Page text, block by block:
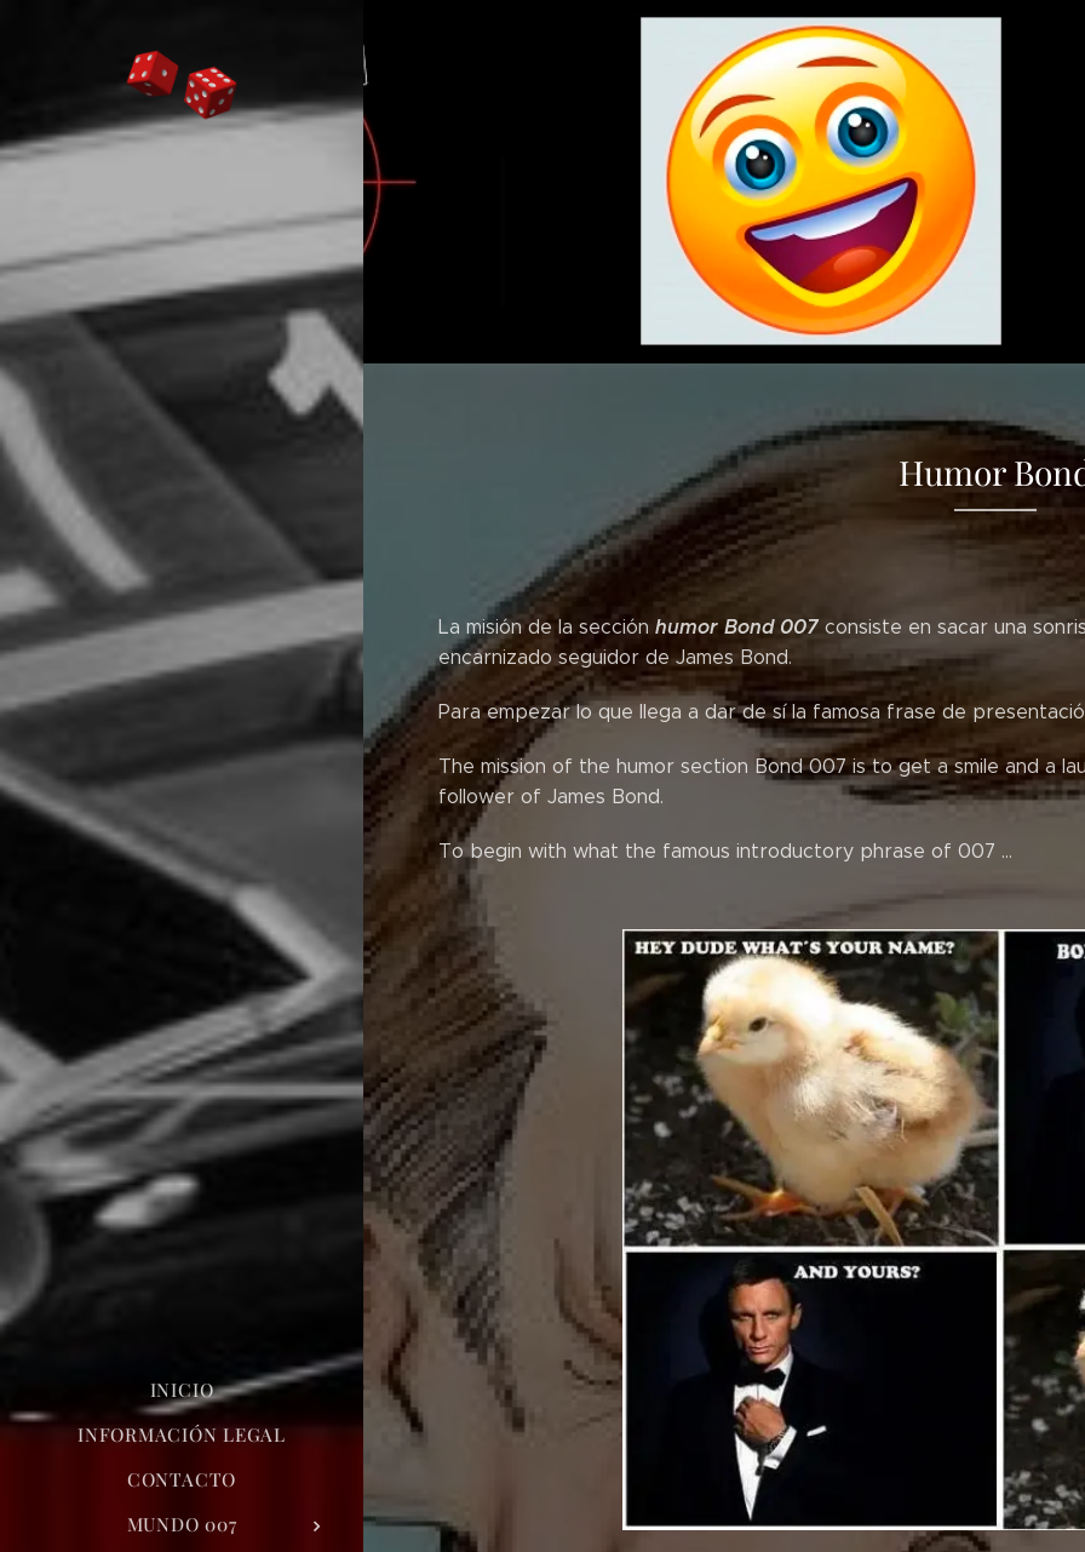
INICIO
INFORMACIÓN LEGAL
CONTACTO
MUNDO 007
Humor
La misión de la sección humor Bond 007 consiste en sacar una
encarnizado seguidor de James Bond.
Para empezar lo que llega a dar de sí la famosa frase de
The mission of the humor section Bond 007 is to get a smile and a
follower of James Bond.
To begin with what the famous introductory phrase of 007 ...